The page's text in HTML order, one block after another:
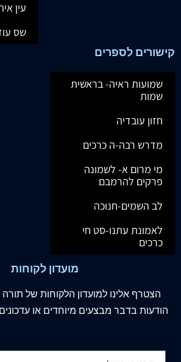
עין
שס
קישורים לספרים
שמועות ראיה- בראשית
שמות
חזון עובדיה
מדרש רבה-ה כרכים
מי מרום א- לשמונה
פרקים להרמבם
לב השמים-חנוכה
לאמונת עתנו-סט חי
כרכים
מועדון לקוחות
הצטרף אלינו למועדון הלקוחות של
הודעות בדבר מבצעים מיוחדים או